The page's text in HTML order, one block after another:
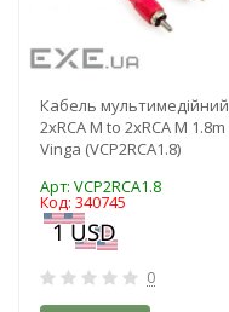
Кабель мультимедійний
2xRCA M to 2xRCA M 1.8m
Vinga (VCP2RCA1.8)
Арт: VCP2RCA1.8
Код: 340745
0